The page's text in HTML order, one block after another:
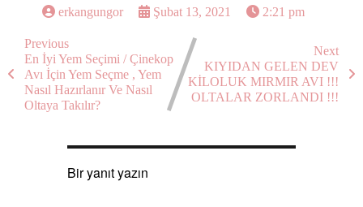
erkangungor
Şubat 13, 2021 2:21 pm
Previous
En İyi Yem Seçimi / Çinekop
Avı İçin Yem Seçme , Yem
Nasıl Hazırlanır Ve Nasıl
Oltaya Takılır?
Next
KIYIDAN GELEN DEV
KİLOLUK MIRMIR AVI !!!
OLTALAR ZORLANDI !!!
Bir yanıt yazın